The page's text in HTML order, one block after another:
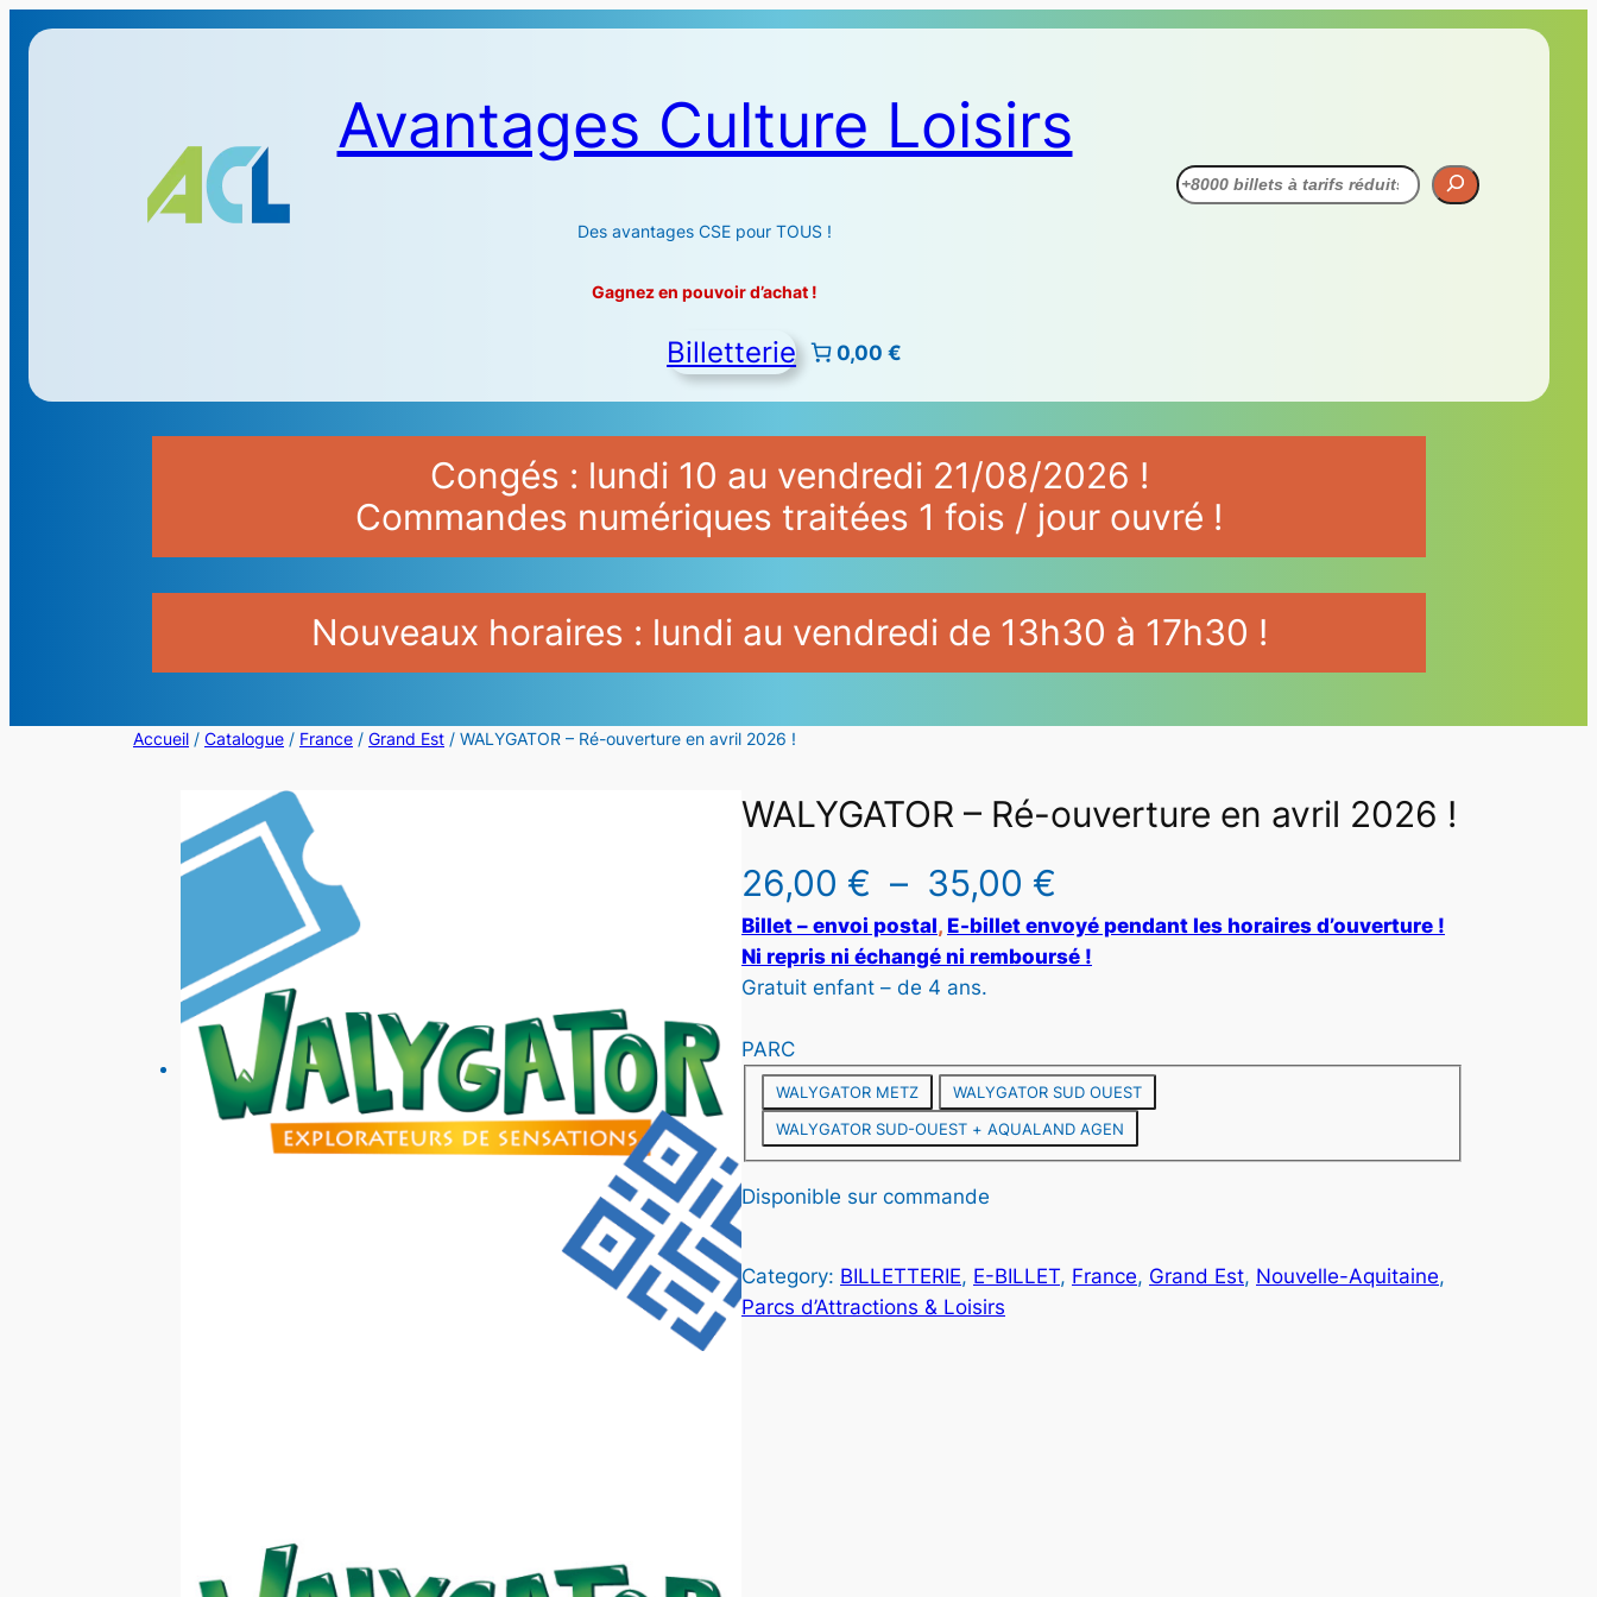
Avantages Culture Loisirs
Des avantages CSE pour TOUS !
Gagnez en pouvoir d’achat !
Recherche
Billetterie 0,00 €
Congés : lundi 10 au vendredi 21/08/2026 !
Commandes numériques traitées 1 fois / jour ouvré !
Nouveaux horaires : lundi au vendredi de 13h30 à 17h30 !
Accueil / Catalogue / France / Grand Est / WALYGATOR – Ré-ouverture en avril 2026 !
WALYGATOR – Ré-ouverture en avril 2026 !
26,00 € – 35,00 €
l
e
d
p
Billet – envoi postal, E-billet envoyé pendant les horaires d’ouverture !
Ni repris ni échangé ni remboursé !
Gratuit enfant – de 4 ans.
PARC
WALYGATOR METZ
WALYGATOR SUD OUEST
WALYGATOR SUD-OUEST + AQUALAND AGEN
Disponible sur commande
Category: BILLETTERIE, E-BILLET, France, Grand Est, Nouvelle-Aquitaine
Parcs d’Attractions & Loisirs